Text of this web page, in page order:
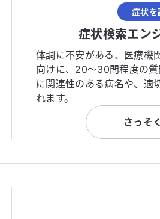
症状を
症状検索エン
体調に不安がある、医療機
向けに、20〜30問程度の
に関連性のある病名や、適
れます。
さっそ